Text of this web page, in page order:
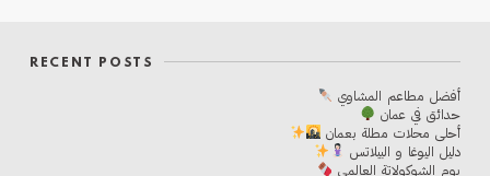
RECENT POSTS
أفضل مطاعم المشاوي
حدائق في عمان
أحلی محلات مطلة بعمان
دليل اليوغا و البيلاتس
يوم الشوكولاتة العالمي